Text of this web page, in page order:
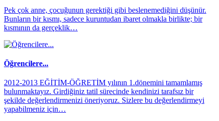
​Pek çok anne, çocuğunun gerektiği gibi beslenemediğini düşünür.
Bunların bir kısmı, sadece kuruntudan ibaret olmakla birlikte; bir
kısmının da gerçeklik…
Öğrencilere...
2012-2013 EĞİTİM-ÖĞRETİM yılının 1.dönemini tamamlamış
bulunmaktayız. Girdiğiniz tatil sürecinde kendinizi tarafsız bir
şekilde değerlendirmenizi öneriyoruz. Sizlere bu değerlendirmeyi
yapabilmeniz için…